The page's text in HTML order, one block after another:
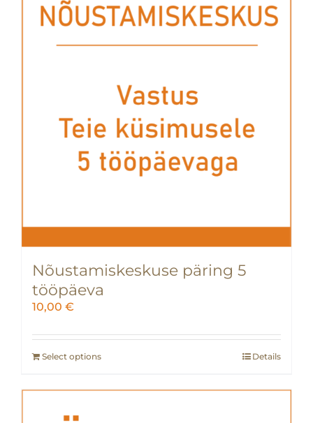
Nõustamiskeskuse päring 5
tööpäeva
10,00 €
Select options Details